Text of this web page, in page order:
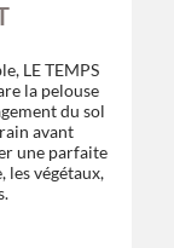
LE TEMPS
la pelouse
du sol
avant
une parfaite
les végétaux,